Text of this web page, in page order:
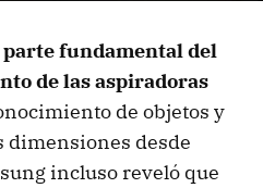
parte fundamental del
de las aspiradoras
de objetos y
dimensiones desde
incluso reveló que